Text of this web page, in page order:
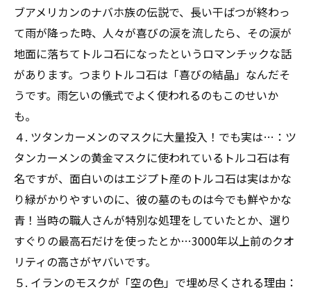
ブアメリカンのナバホ族の伝説で、長い干ばつが終わっ
て雨が降った時、人々が喜びの涙を流したら、その涙が
地面に落ちてトルコ石になったというロマンチックな話
があります。つまりトルコ石は「喜びの結晶」なんだそ
うです。雨乞いの儀式でよく使われるのもこのせいか
も。
４. ツタンカーメンのマスクに大量投入！でも実は…：ツ
タンカーメンの黄金マスクに使われているトルコ石は有
名ですが、面白いのはエジプト産のトルコ石は実はかな
り緑がかりやすいのに、彼の墓のものは今でも鮮やかな
青！当時の職人さんが特別な処理をしていたとか、選り
すぐりの最高石だけを使ったとか…3000年以上前のクオ
リティの高さがヤバいです。
５. イランのモスクが「空の色」で埋め尽くされる理由：